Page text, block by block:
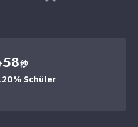
58秒
Schüler